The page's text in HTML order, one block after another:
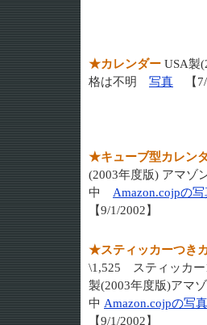
★カレンダー USA製
格は不明 写真 【7/
★キューブ型カレン
(2003年度版) アマゾ
中 Amazon.cojpの
【9/1/2002】
★スティッカーつき
\1,525 スティッカー
製(2003年度版)アマ
中 Amazon.cojpの写
【9/1/2002】